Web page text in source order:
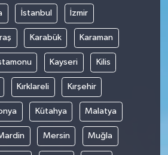
İstanbul İzmir
Karabük Karaman
Kayseri Kilis
Kırklareli Kırşehir
Kütahya Malatya
Mersin Muğla